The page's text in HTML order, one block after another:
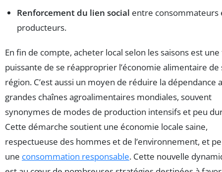
Renforcement du lien social entre consommateurs
producteurs.
En fin de compte, acheter local selon les saisons est
puissante de se réapproprier l’économie alimentaire de
région. C’est aussi un moyen de réduire la dépendance
grandes chaînes agroalimentaires mondiales, souvent
synonymes de modes de production intensifs et peu
Cette démarche soutient une économie locale saine,
respectueuse des hommes et de l’environnement, et
une consommation responsable. Cette nouvelle